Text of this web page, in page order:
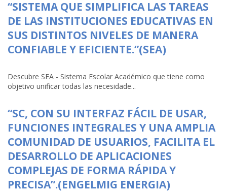
“SISTEMA QUE SIMPLIFICA LAS TAREAS
DE LAS INSTITUCIONES EDUCATIVAS EN
SUS DISTINTOS NIVELES DE MANERA
CONFIABLE Y EFICIENTE.”(SEA)
Descubre SEA - Sistema Escolar Académico que tiene como
objetivo unificar todas las necesidade...
“SC, CON SU INTERFAZ FÁCIL DE USAR,
FUNCIONES INTEGRALES Y UNA AMPLIA
COMUNIDAD DE USUARIOS, FACILITA EL
DESARROLLO DE APLICACIONES
COMPLEJAS DE FORMA RÁPIDA Y
PRECISA”.(ENGELMIG ENERGIA)